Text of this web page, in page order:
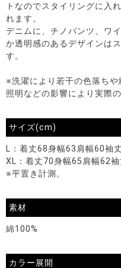
トなのでスタイリングに入
れます。
デニムに、チノパンツ、ワ
か透明感のあるデザインは
す。
※洗濯により若干の色落ち
照明などの影響により実際
サイズ(cm)
L：着丈68身幅63肩幅60袖
XL：着丈70身幅65肩幅62袖
※平置き計測。
素材
綿100%
カラー展開